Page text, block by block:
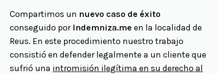
Compartimos un nuevo caso de éxito
conseguido porIndemniza.me en la localidad de
Reus. En este procedimiento nuestro trabajo
consistió en defender legalmente a un cliente que
sufrió una intromisión ilegítima en su derecho al